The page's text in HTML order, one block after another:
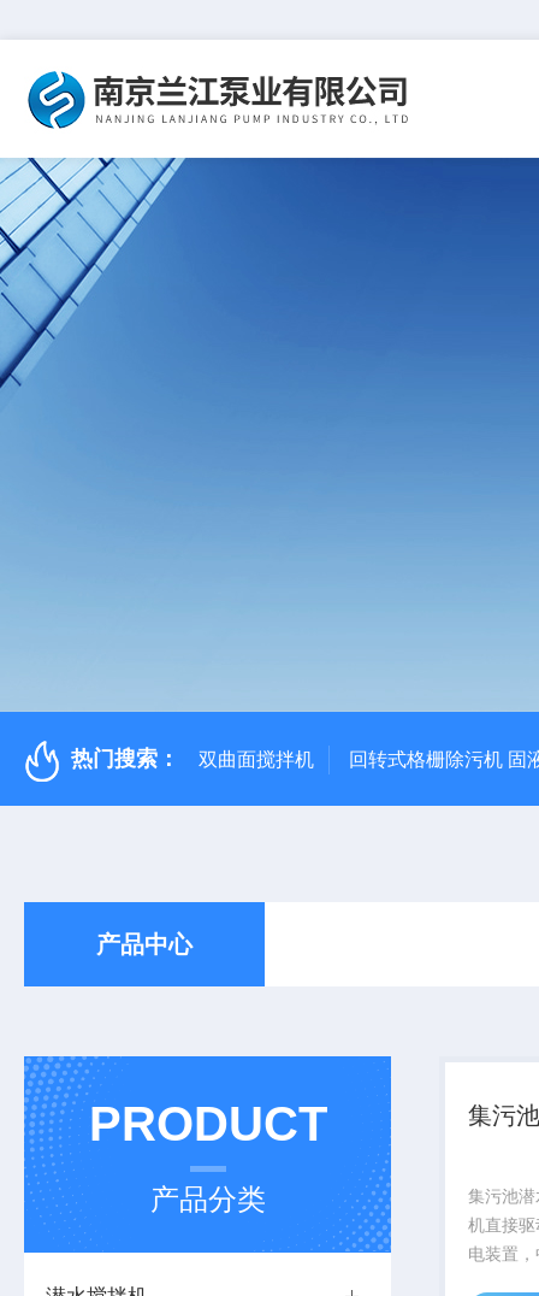
热门搜索： 双曲面搅拌机 回转式格栅除污机 固
产品中心
PRODUCT
产品分类
集污
集污池
机直接
电装置